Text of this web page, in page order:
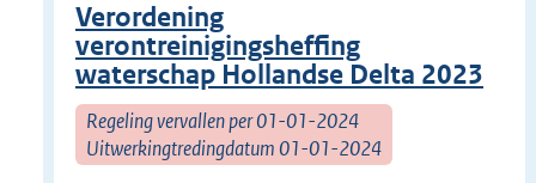
Verordening
verontreinigingsheffing
waterschap Hollandse Delta 2023
Regeling vervallen per 01-01-2024
Uitwerkingtredingdatum 01-01-2024